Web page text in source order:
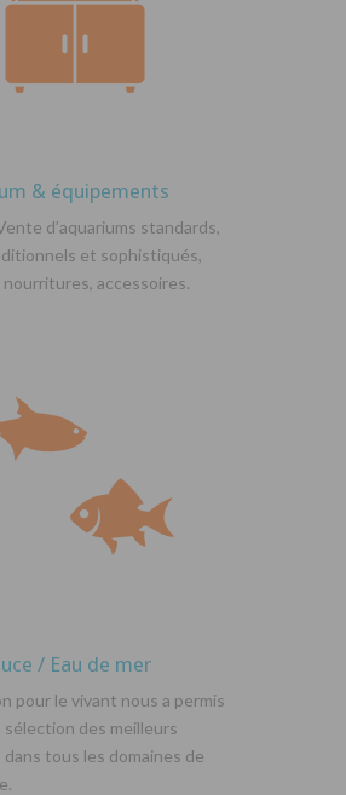
& équipements
d’aquariums standards,
et sophistiqués,
accessoires.
/ Eau de mer
pour le vivant nous a permis
sélection des meilleurs
tous les domaines de